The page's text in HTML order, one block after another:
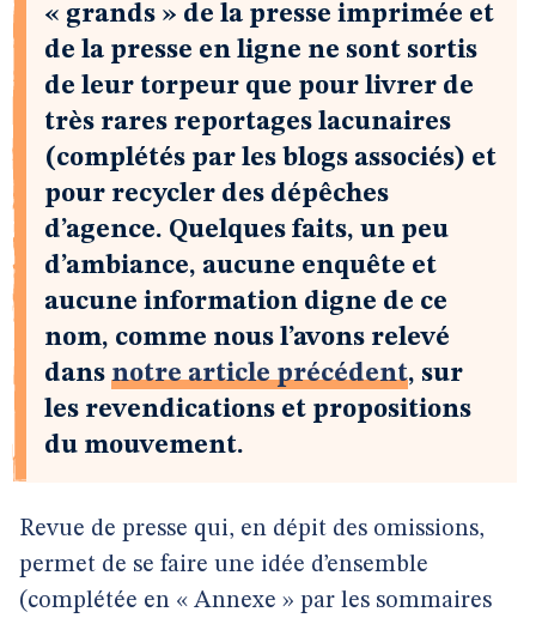
« grands » de la presse imprimée et
de la presse en ligne ne sont sortis
de leur torpeur que pour livrer de
très rares reportages lacunaires
(complétés par les blogs associés) et
pour recycler des dépêches
d’agence. Quelques faits, un peu
d’ambiance, aucune enquête et
aucune information digne de ce
nom, comme nous l’avons relevé
dans notre article précédent, sur
les revendications et propositions
du mouvement.
Revue de presse qui, en dépit des omissions,
permet de se faire une idée d’ensemble
(complétée en « Annexe » par les sommaires